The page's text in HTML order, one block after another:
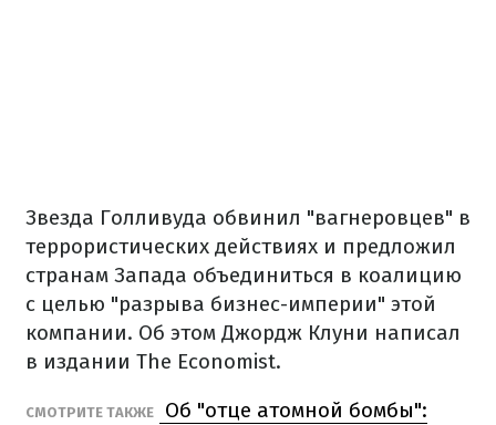
Звезда Голливуда обвинил "вагнеровцев" в
террористических действиях и предложил
странам Запада объединиться в коалицию
с целью "разрыва бизнес-империи" этой
компании. Об этом Джордж Клуни написал
в издании The Economist.
СМОТРИТЕ ТАКЖЕ
Об "отце атомной бомбы":